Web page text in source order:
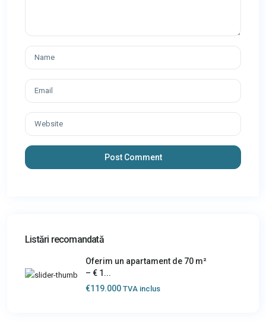
Listări recomandată
Oferim un apartament de 70 m²
– € 1...
€119.000 TVA inclus